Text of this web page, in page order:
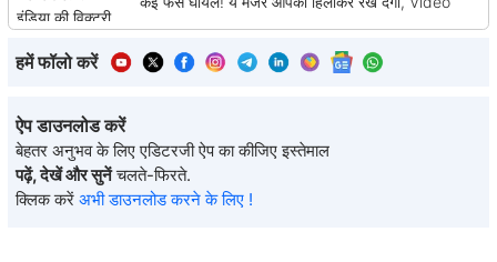
हमें फॉलो करें
ऐप डाउनलोड करें
बेहतर अनुभव के लिए एडिटरजी ऐप का कीजिए इस्तेमाल
पढ़ें, देखें और सुनें चलते-फिरते.
क्लिक करें अभी डाउनलोड करने के लिए !